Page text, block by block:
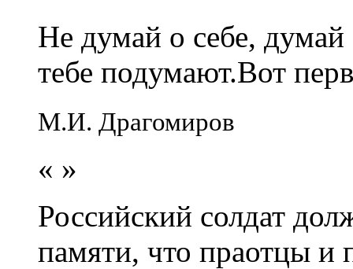
Не думай о себе,
тебе подумают.Вот
М.И. Драгомиров
« »
Российский солдат
памяти, что праотцы и